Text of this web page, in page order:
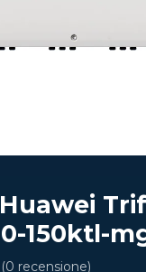
150ktl-
(0 recensione)